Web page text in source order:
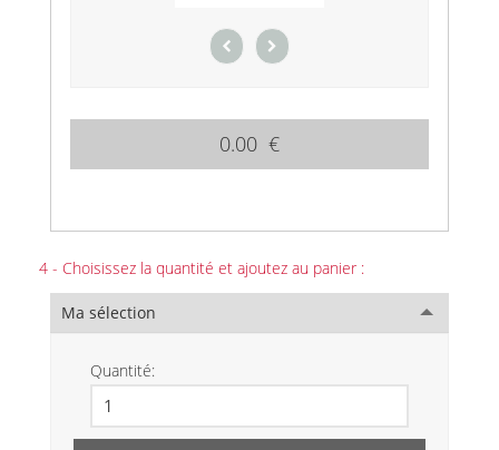
0.00 €
4 - Choisissez la quantité et ajoutez au panier :
Ma sélection
Quantité: